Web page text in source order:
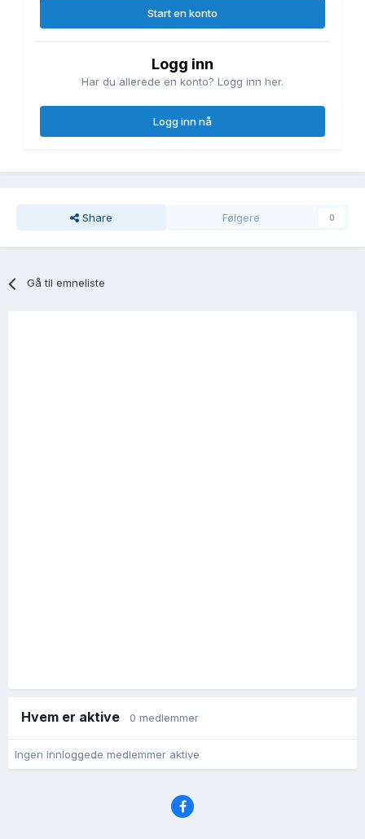
Start en konto
Logg inn
Har du allerede en konto? Logg inn her.
Logg inn nå
Share Følgere 0
Gå til emneliste
Hvem er aktive 0 medlemmer
Ingen innloggede medlemmer aktive